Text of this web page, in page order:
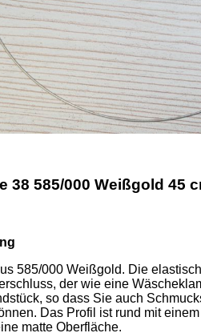
38 585/000 Weißgold 45
585/000 Weißgold. Die
der wie eine
so dass Sie auch
Das Profil ist rund mit
matte Oberfläche.